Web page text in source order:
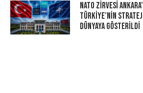
NATO Zirvesi
Türkiye’nin
Dünyaya Gösterildi